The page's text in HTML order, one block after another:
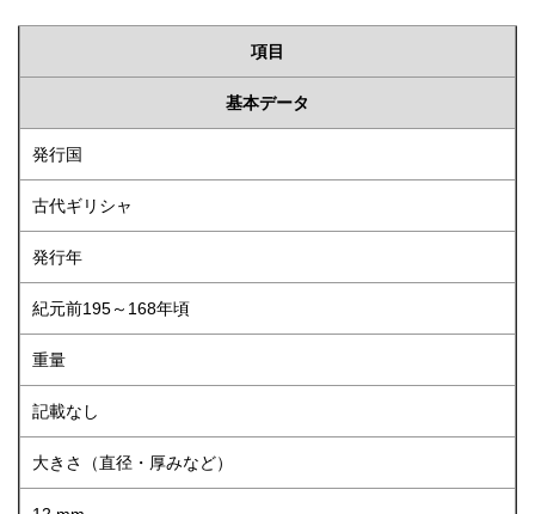
項目
基本データ
発行国
古代ギリシャ
発行年
紀元前195～168年頃
重量
記載なし
大きさ（直径・厚みなど）